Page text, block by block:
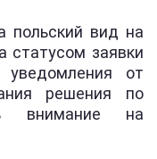
польский вид на
статусом заявки
от
решения по
внимание на